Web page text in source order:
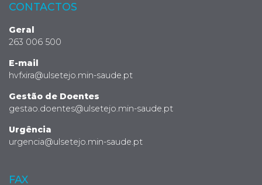
CONTACTOS
Geral
263 006 500
E-mail
hvfxira@ulsetejo.min-saude.pt
Gestão de Doentes
gestao.doentes@ulsetejo.min-saude.pt
Urgência
urgencia@ulsetejo.min-saude.pt
FAX